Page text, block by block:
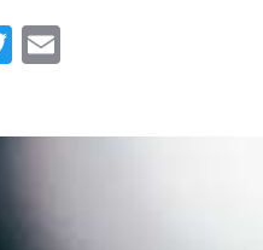
Twitter